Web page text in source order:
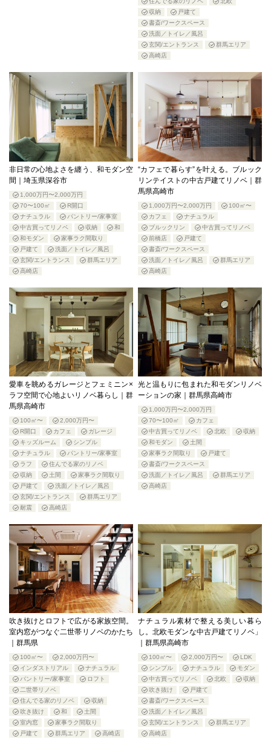
収納
戸建て
書斎/ワークスペース
洗面／トイレ／風呂
玄関/エントランス
群馬エリア
高崎店
非日常の心地よさを纏う、和モダン空
間｜埼玉県深谷市
1,000万円〜2,000万円
70〜100㎡
R開口
ナチュラル
パントリー/家事室
中古買ってリノベ
収納
和
和モダン
家事ラク間取り
戸建て
洗面／トイレ／風呂
玄関/エントランス
群馬エリア
高崎店
“カフェで暮らす”を叶える。ブルック
リンテイストの中古戸建てリノベ｜群
馬県高崎市
1,000万円〜2,000万円
100㎡〜
カフェ
ナチュラル
ブルックリン
中古買ってリノベ
前橋店
戸建て
書斎/ワークスペース
洗面／トイレ／風呂
群馬エリア
高崎店
愛車を眺めるガレージとフェミニン×
ラフ空間で心地よいリノベ暮らし｜群
馬県高崎市
100㎡〜
2,000万円〜
R開口
カフェ
ガレージ
キッズルーム
シンプル
ナチュラル
パントリー/家事室
ラフ
住んでる家のリノベ
収納
土間
家事ラク間取り
戸建て
洗面／トイレ／風呂
玄関/エントランス
群馬エリア
耐震
高崎店
光と温もりに包まれた和モダンリノベ
ーションの家｜群馬県高崎市
1,000万円〜2,000万円
70〜100㎡
カフェ
中古買ってリノベ
北欧
収納
和モダン
土間
家事ラク間取り
戸建て
書斎/ワークスペース
洗面／トイレ／風呂
群馬エリア
高崎店
吹き抜けとロフトで広がる家族空間。
室内窓がつなぐ二世帯リノベのかたち
｜群馬県
100㎡〜
2,000万円〜
インダストリアル
ナチュラル
パントリー/家事室
ロフト
二世帯リノベ
住んでる家のリノベ
収納
吹き抜け
和
土間
室内窓
家事ラク間取り
戸建て
群馬エリア 高崎店
ナチュラル素材で整える美しい暮ら
し。北欧モダンな中古戸建てリノベ」
｜群馬県高崎市
100㎡〜 2,000万円〜
LDK
シンプル
ナチュラル
モダン
中古買ってリノベ
北欧
収納
吹き抜け
戸建て
書斎/ワークスペース
洗面／トイレ／風呂
玄関/エントランス
群馬エリア
高崎店